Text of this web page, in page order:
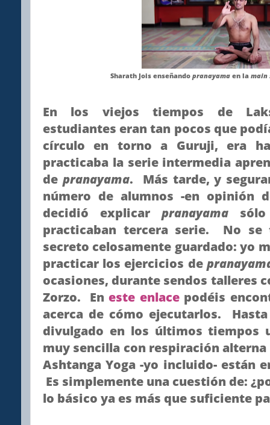
Sharath Jois enseñandopranayamaen lamain
En los viejos tiempos de
estudiantes eran tan pocos que
círculo en torno a Guruji, era
practicaba la serie intermedia
de pranayama. Más tarde, y
número de alumnos -en opinión
decidió explicar pranayama
practicaban tercera serie. No se
secreto celosamente guardado: yo
practicar los ejercicios de
ocasiones, durante sendos talleres
Zorzo. Eneste enlace podéis
acerca de cómo ejecutarlos.
divulgado en los últimos tiempos
muy sencilla con respiración
Ashtanga Yoga -yo incluido- están
Es simplemente una cuestión de:
lo básico ya es más que suficiente